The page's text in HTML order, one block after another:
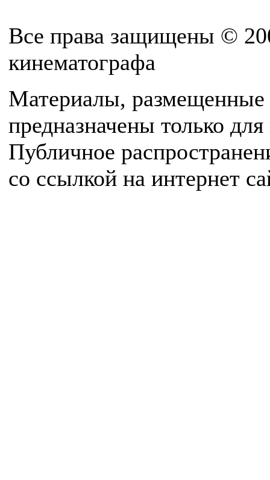
Все права защищены ©
кинематографа
Материалы, размещенные
предназначены только
Публичное
со ссылкой на интернет